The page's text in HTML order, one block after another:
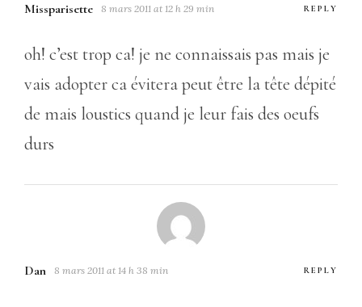
Missparisette 8 mars 2011 at 12 h 29 min REPLY
oh! c’est trop ca! je ne connaissais pas mais je
vais adopter ca évitera peut être la tête dépité
de mais loustics quand je leur fais des oeufs
durs
Dan 8 mars 2011 at 14 h 38 min REPLY